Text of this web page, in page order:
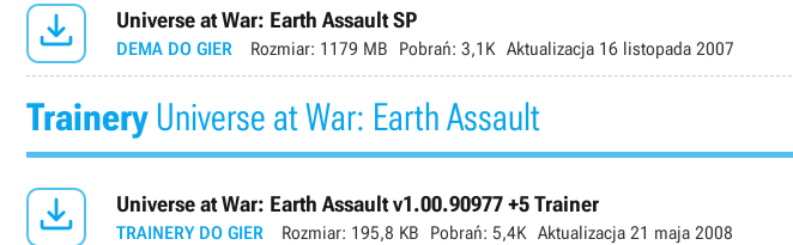
 Universe at War: Earth Assault SP
DEMA DO GIER Rozmiar: 1179 MB Pobrań: 3,1K Aktualizacja 16 listopada 2007
TraineryUniverse at War: Earth Assault
 Universe at War: Earth Assault v1.00.90977 +5 Trainer
TRAINERY DO GIER Rozmiar: 195,8 KB Pobrań: 5,4K Aktualizacja 21 maja 2008